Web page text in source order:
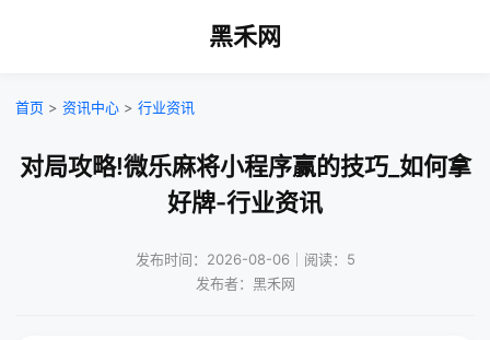
黑禾网
首页 > 资讯中心 > 行业资讯
对局攻略!微乐麻将小程序赢的技巧_如何拿
好牌-行业资讯
发布时间：2026-08-06｜阅读：5
发布者：黑禾网